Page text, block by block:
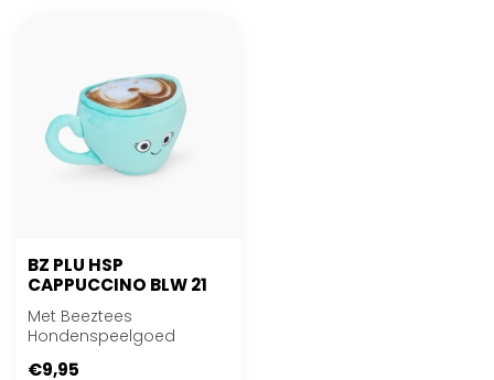
BZ PLU HSP
CAPPUCCINO BLW 21
Met Beeztees
Hondenspeelgoed
samen met jouw hond
€9,95